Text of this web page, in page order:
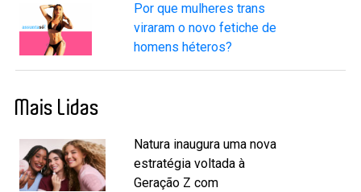
Por que mulheres trans
viraram o novo fetiche de
homens héteros?
Mais Lidas
Natura inaugura uma nova
estratégia voltada à
Geração Z com